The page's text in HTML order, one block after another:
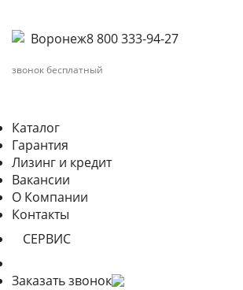
Воронеж8 800 333-94-27
звонок бесплатный
Каталог
Гарантия
Лизинг и кредит
Вакансии
О Компании
Контакты
СЕРВИС
Заказать звонок